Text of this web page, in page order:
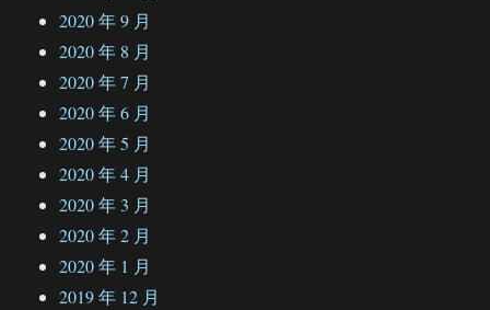
2020 年 9 月
2020 年 8 月
2020 年 7 月
2020 年 6 月
2020 年 5 月
2020 年 4 月
2020 年 3 月
2020 年 2 月
2020 年 1 月
2019 年 12 月